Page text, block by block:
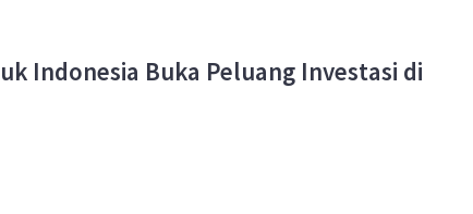
Indonesia Buka Peluang Investasi di